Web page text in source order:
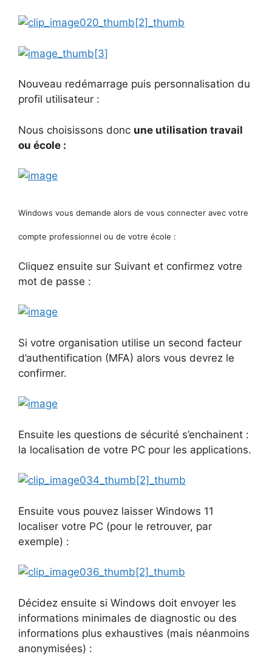
Nouveau redémarrage puis personnalisation du
profil utilisateur :
Nous choisissons donc une utilisation travail
ou école :
Windows vous demande alors de vous connecter avec votre
compte professionnel ou de votre école :
Cliquez ensuite sur Suivant et confirmez votre
mot de passe :
Si votre organisation utilise un second facteur
d’authentification (MFA) alors vous devrez le
confirmer.
Ensuite les questions de sécurité s’enchainent :
la localisation de votre PC pour les applications.
Ensuite vous pouvez laisser Windows 11
localiser votre PC (pour le retrouver, par
exemple) :
Décidez ensuite si Windows doit envoyer les
informations minimales de diagnostic ou des
informations plus exhaustives (mais néanmoins
anonymisées) :